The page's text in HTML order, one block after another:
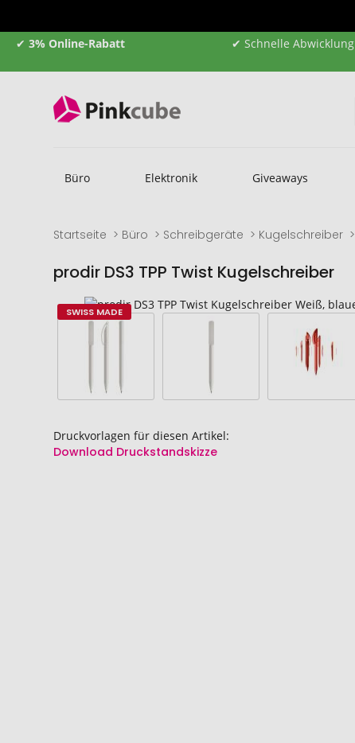
✔ 3% Online-Rabatt ✔ Schnelle Abwicklung
Büro Elektronik Giveaways
Startseite Büro Schreibgeräte Kugelschreiber
prodir DS3 TPP Twist Kugelschreiber
Zum
Ende
Druckvorlagen für diesen Artikel:
Download Druckstandskizze
Zum
Anfang
SWISS MADE